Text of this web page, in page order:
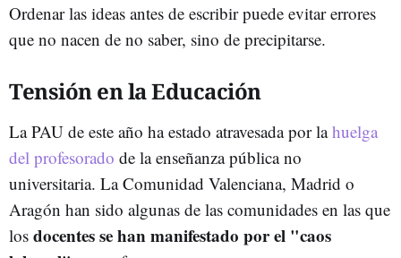
Ordenar las ideas antes de escribir puede evitar errores
que no nacen de no saber, sino de precipitarse.
Tensión en la Educación
La PAU de este año ha estado atravesada por lahuelga
del profesorado de la enseñanza pública no
universitaria. La Comunidad Valenciana, Madrid o
Aragón han sido algunas de las comunidades en las que
los docentes se han manifestado por el "caos